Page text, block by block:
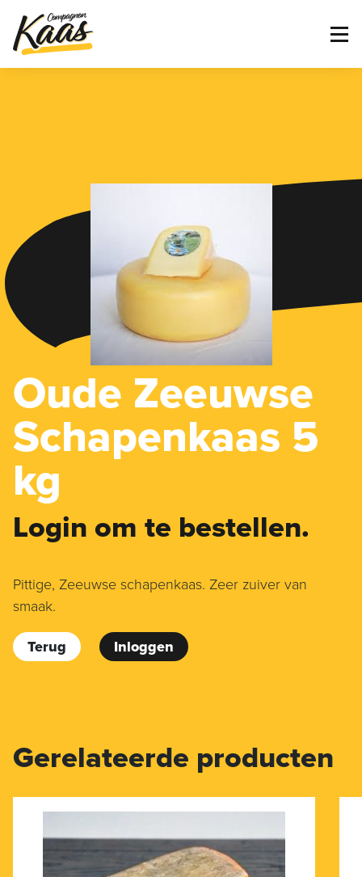
Oude Zeeuwse
Schapenkaas 5
kg
Login om te bestellen.
Pittige, Zeeuwse schapenkaas. Zeer zuiver van
smaak.
Terug Inloggen
Gerelateerde producten